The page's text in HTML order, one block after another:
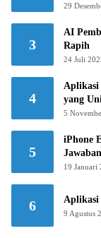
29
3
AI
Rapih
24 Juli
4
Aplikasi
yang
5
5
iPhone
19 Januari
6 Aplikasi
9 Agustus